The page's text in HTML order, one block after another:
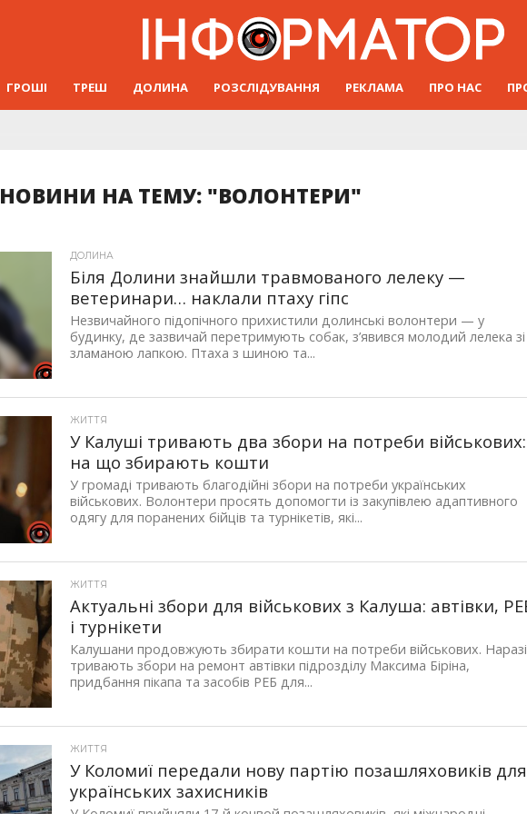
ГРОШІ ТРЕШ ДОЛИНА РОЗСЛІДУВАННЯ РЕКЛАМА ПРО НАС
НОВИНИ НА ТЕМУ: "ВОЛОНТЕРИ"
ДОЛИНА
Біля Долини знайшли травмованого лелеку —
ветеринари… наклали птаху гіпс
Незвичайного підопічного прихистили долинські волонтери — у
будинку, де зазвичай перетримують собак, з’явився молодий лелека зі
зламаною лапкою. Птаха з шиною та...
ЖИТТЯ
У Калуші тривають два збори на потреби військових:
на що збирають кошти
У громаді тривають благодійні збори на потреби українських
військових. Волонтери просять допомогти із закупівлею адаптивного
одягу для поранених бійців та турнікетів, які...
ЖИТТЯ
Актуальні збори для військових з Калуша: автівки,
і турнікети
Калушани продовжують збирати кошти на потреби військових. Наразі
тривають збори на ремонт автівки підрозділу Максима Біріна,
придбання пікапа та засобів РЕБ для...
ЖИТТЯ
У Коломиї передали нову партію позашляховиків для
українських захисників